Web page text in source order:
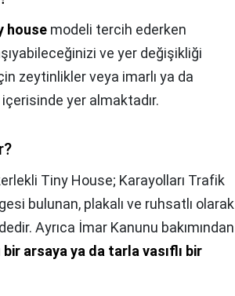
house modeli tercih ederken
ve yer değişikliği
zeytinlikler veya imarlı ya da
yer almaktadır.
Tiny House; Karayolları Trafik
bulunan, plakalı ve ruhsatlı olarak
Ayrıca İmar Kanunu bakımından
bir arsaya ya da tarla vasıflı bir